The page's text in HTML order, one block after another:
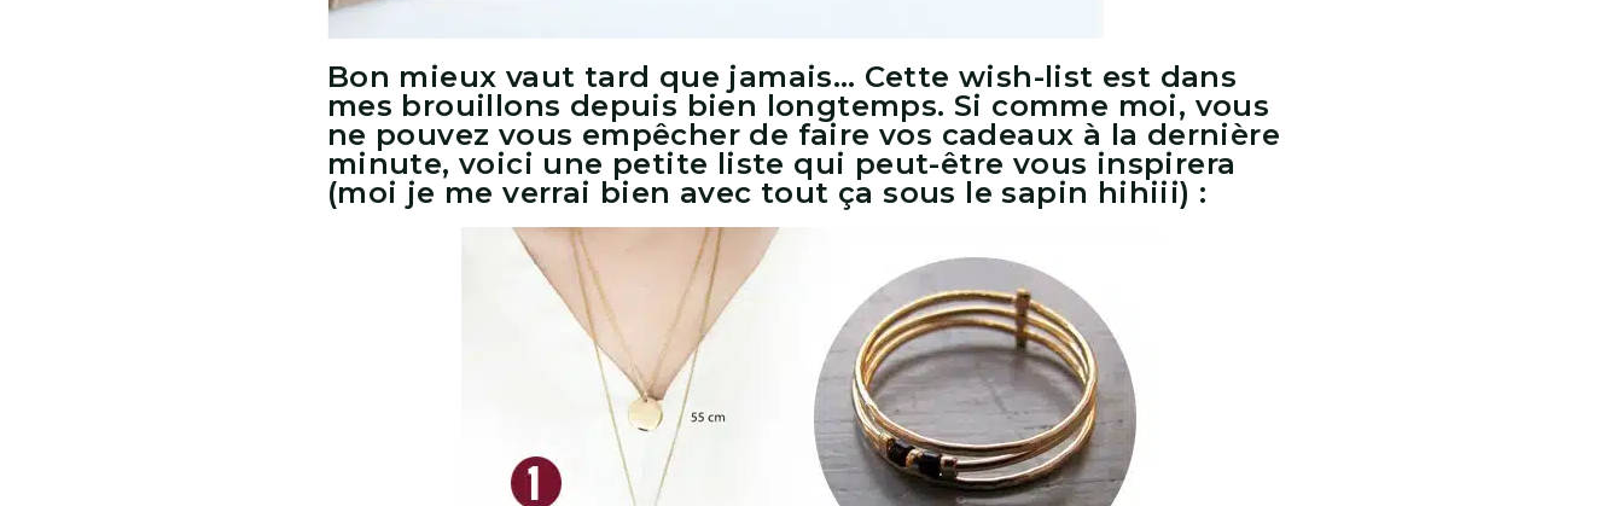
Bon mieux vaut tard que jamais… Cette wish-list est dans
mes brouillons depuis bien longtemps. Si comme moi, vous
ne pouvez vous empêcher de faire vos cadeaux à la dernière
minute, voici une petite liste qui peut-être vous inspirera
(moi je me verrai bien avec tout ça sous le sapin hihiii) :